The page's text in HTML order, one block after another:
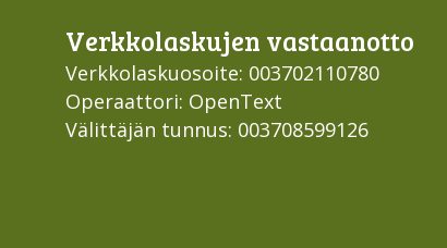
Verkko­laskujen vastaan­otto
Verkkolaskuosoite: 003702110780
Operaattori: OpenText
Välittäjän tunnus: 003708599126